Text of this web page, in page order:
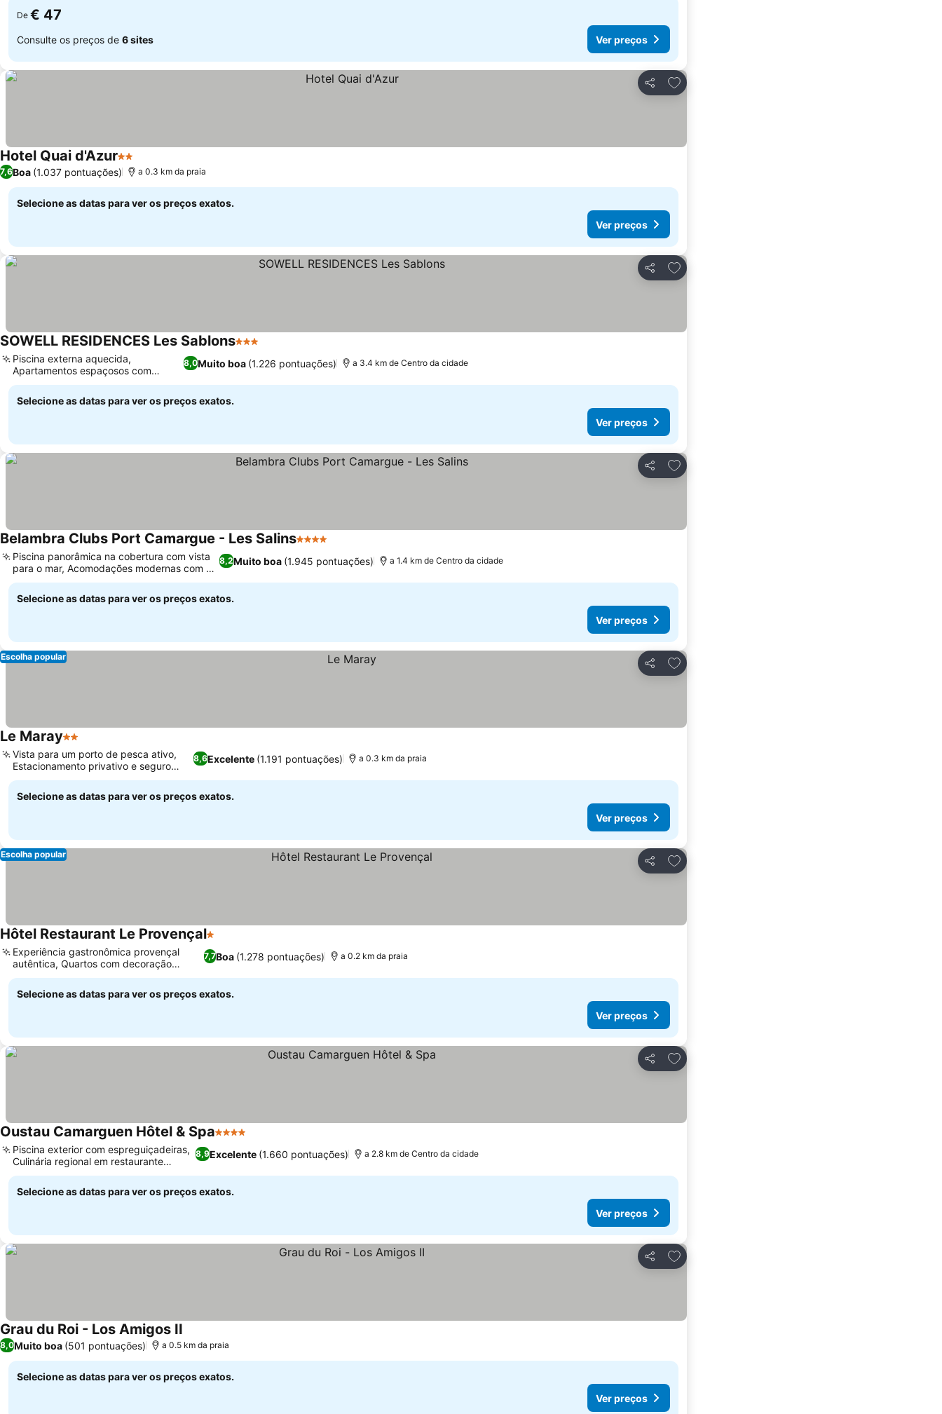
De € 47
Consulte os preços de 6 sites Ver preços
Partilhar
Adicionar aos favoritos
Hotel Quai d'Azur2 Estrelas
7,6Boa (1.037 pontuações) a 0.3 km da praia
Selecione as datas para ver os preços exatos.
Ver preços
Partilhar
Adicionar aos favoritos
SOWELL RESIDENCES Les Sablons3 Estrelas
8,0Muito boa (1.226 pontuações)
Piscina externa aquecida,
Apartamentos espaçosos com
cozinha compacta
a 3.4 km de Centro da cidade
Selecione as datas para ver os preços exatos.
Ver preços
Partilhar
Adicionar aos favoritos
Belambra Clubs Port Camargue - Les Salins4 Estrelas
8,2Muito boa (1.945 pontuações)
Piscina panorâmica na cobertura com vista
para o mar, Acomodações modernas com ar-
condicionado
a 1.4 km de Centro da cidade
Selecione as datas para ver os preços exatos.
Ver preços
Partilhar
Adicionar aos favoritos
Escolha popular
Le Maray2 Estrelas
8,6Excelente (1.191 pontuações)
Vista para um porto de pesca ativo,
Estacionamento privativo e seguro
disponível
a 0.3 km da praia
Selecione as datas para ver os preços exatos.
Ver preços
Partilhar
Adicionar aos favoritos
Escolha popular
Hôtel Restaurant Le Provençal1 Estrelas
7,7Boa (1.278 pontuações)
Experiência gastronômica provençal
autêntica, Quartos com decoração
individual
a 0.2 km da praia
Selecione as datas para ver os preços exatos.
Ver preços
Partilhar
Adicionar aos favoritos
Oustau Camarguen Hôtel & Spa4 Estrelas
8,9Excelente (1.660 pontuações)
Piscina exterior com espreguiçadeiras,
Culinária regional em restaurante
sofisticado
a 2.8 km de Centro da cidade
Selecione as datas para ver os preços exatos.
Ver preços
Partilhar
Adicionar aos favoritos
Grau du Roi - Los Amigos II
8,0Muito boa (501 pontuações) a 0.5 km da praia
Selecione as datas para ver os preços exatos.
Ver preços